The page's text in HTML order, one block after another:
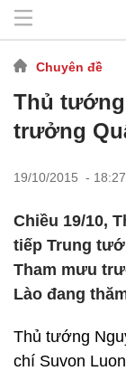
Chuyên đề
Thủ
trưởng
19/10/2015 - 18:27
Chiều 19/10,
tiếp Trung
Tham mưu
Lào đang
Thủ tướng
chí Suvon